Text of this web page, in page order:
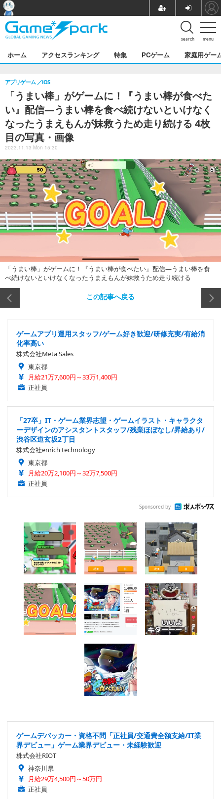
menu
search
ホーム アクセスランキング 特集 PCゲーム 家庭用ゲー
「うまい棒」がゲームに！『うまい棒が食べた
い』配信―うまい棒を食べ続けないといけなく
なったうまえもんが妹救うため走り続ける 4枚
目の写真・画像
アプリゲーム iOS
2023.11.13 Mon 15:30
「うまい棒」がゲームに！『うまい棒が食べたい』配信―うまい棒を食
べ続けないといけなくなったうまえもんが妹救うため走り続ける
この記事へ戻る
ゲームアプリ運用スタッフ/ゲーム好き歓迎/研修充実/有給消
化率高い
株式会社Meta Sales
東京都
月給21万7,600円～33万1,400円
正社員
「27卒」IT・ゲーム業界志望・ゲームイラスト・キャラクタ
ーデザインのアシスタントスタッフ/残業ほぼなし/昇給あり/
渋谷区道玄坂2丁目
株式会社enrich technology
東京都
月給20万2,100円～32万7,500円
正社員
Sponsored by
ゲームデバッカー・資格不問「正社員/交通費全額支給/IT業
界デビュー」ゲーム業界デビュー・未経験歓迎
株式会社RIOT
神奈川県
月給29万4,500円～50万円
正社員